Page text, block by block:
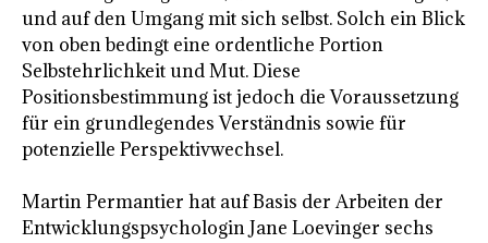
und auf den Umgang mit sich selbst. Solch ein Blick
von oben bedingt eine ordentliche Portion
Selbstehrlichkeit und Mut. Diese
Positionsbestimmung ist jedoch die Voraussetzung
für ein grundlegendes Verständnis sowie für
potenzielle Perspektivwechsel.
Martin Permantier hat auf Basis der Arbeiten der
Entwicklungspsychologin Jane Loevinger sechs